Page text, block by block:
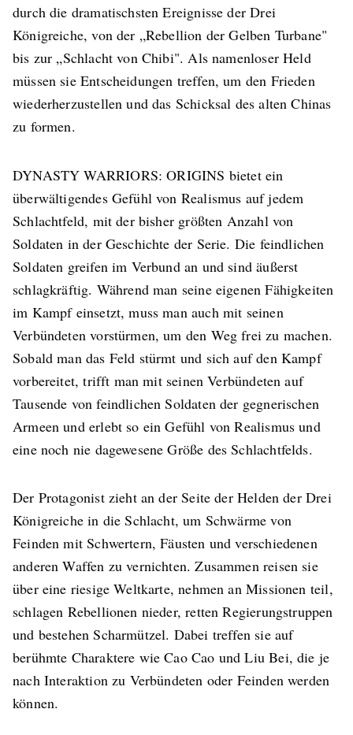
durch die dramatischsten Ereignisse der Drei
Königreiche, von der „Rebellion der Gelben Turbane"
bis zur „Schlacht von Chibi". Als namenloser Held
müssen sie Entscheidungen treffen, um den Frieden
wiederherzustellen und das Schicksal des alten Chinas
zu formen.
DYNASTY WARRIORS: ORIGINS bietet ein
überwältigendes Gefühl von Realismus auf jedem
Schlachtfeld, mit der bisher größten Anzahl von
Soldaten in der Geschichte der Serie. Die feindlichen
Soldaten greifen im Verbund an und sind äußerst
schlagkräftig. Während man seine eigenen Fähigkeiten
im Kampf einsetzt, muss man auch mit seinen
Verbündeten vorstürmen, um den Weg frei zu machen.
Sobald man das Feld stürmt und sich auf den Kampf
vorbereitet, trifft man mit seinen Verbündeten auf
Tausende von feindlichen Soldaten der gegnerischen
Armeen und erlebt so ein Gefühl von Realismus und
eine noch nie dagewesene Größe des Schlachtfelds.
Der Protagonist zieht an der Seite der Helden der Drei
Königreiche in die Schlacht, um Schwärme von
Feinden mit Schwertern, Fäusten und verschiedenen
anderen Waffen zu vernichten. Zusammen reisen sie
über eine riesige Weltkarte, nehmen an Missionen teil,
schlagen Rebellionen nieder, retten Regierungstruppen
und bestehen Scharmützel. Dabei treffen sie auf
berühmte Charaktere wie Cao Cao und Liu Bei, die je
nach Interaktion zu Verbündeten oder Feinden werden
können.